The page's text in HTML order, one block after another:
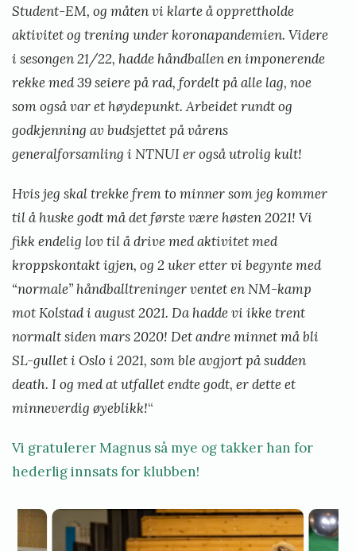
Student-EM, og måten vi klarte å opprettholde
aktivitet og trening under koronapandemien. Videre
i sesongen 21/22, hadde håndballen en imponerende
rekke med 39 seiere på rad, fordelt på alle lag, noe
som også var et høydepunkt. Arbeidet rundt og
godkjenning av budsjettet på vårens
generalforsamling i NTNUI er også utrolig kult!
Hvis jeg skal trekke frem to minner som jeg kommer
til å huske godt må det første være høsten 2021! Vi
fikk endelig lov til å drive med aktivitet med
kroppskontakt igjen, og 2 uker etter vi begynte med
“normale” håndballtreninger ventet en NM-kamp
mot Kolstad i august 2021. Da hadde vi ikke trent
normalt siden mars 2020! Det andre minnet må bli
SL-gullet i Oslo i 2021, som ble avgjort på sudden
death. I og med at utfallet endte godt, er dette et
minneverdig øyeblikk!“
Vi gratulerer Magnus så mye og takker han for
hederlig innsats for klubben!